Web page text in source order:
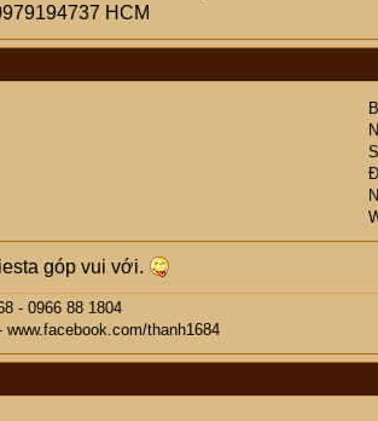
HCM
góp vui với.
- 0966 88 1804
www.facebook.com/thanh1684